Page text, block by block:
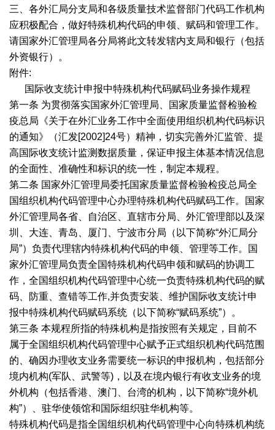
三、各外汇局分支局和各级质量技术监督部门代码工作机构
应积极配合，做好特殊机构代码的申领、赋码和管理工作。
请国家外汇管理局各分局将此文转发辖内支局和银行（包括
外资银行）。
附件:
国际收支统计申报中特殊机构代码赋码业务操作规程
第一条 为贯彻落实国家外汇管理局、国家质量监督检验检
疫总局《关于在外汇业务工作中全面使用组织机构代码标识
的通知》（汇发[2002]24号）精神，切实完善外汇监管、提
高国际收支统计监测数据质量，保证申报主体基本情况信息
的全面性、准确性和标识的统一性，制定本规程。
第二条 国家外汇管理局委托国家质量监督检验检疫总局全
国组织机构代码管理中心办理特殊机构代码赋码工作。国家
外汇管理局各省、自治区、直辖市分局、外汇管理部以及深
圳、大连、青岛、厦门、宁波市分局（以下简称“外汇局分
局”）负责代理辖内特殊机构代码的申领、管理等工作。国
家外汇管理局负责全国特殊机构代码申领和赋码的协调工
作，全国组织机构代码管理中心统一负责特殊机构代码的赋
码、防重、查错等工作,并负责安装、维护国际收支统计申
报中特殊机构代码赋码系统（以下简称“赋码系统”）。
第三条 本规程所指的特殊机构是指按照有关规定，目前不
属于全国组织机构代码管理中心赋予正式组织机构代码范围
的、确因办理收支业务需要统一标识的申报机构，包括部分
境内机构(军队、武警等)，以及在境内银行有收支业务的境
外机构（包括香港、澳门、台湾的机构，以下简称“境外机
构”）、驻华使领馆和国际组织驻华机构等。
特殊机构代码是指全国组织机构代码管理中心向特殊机构统